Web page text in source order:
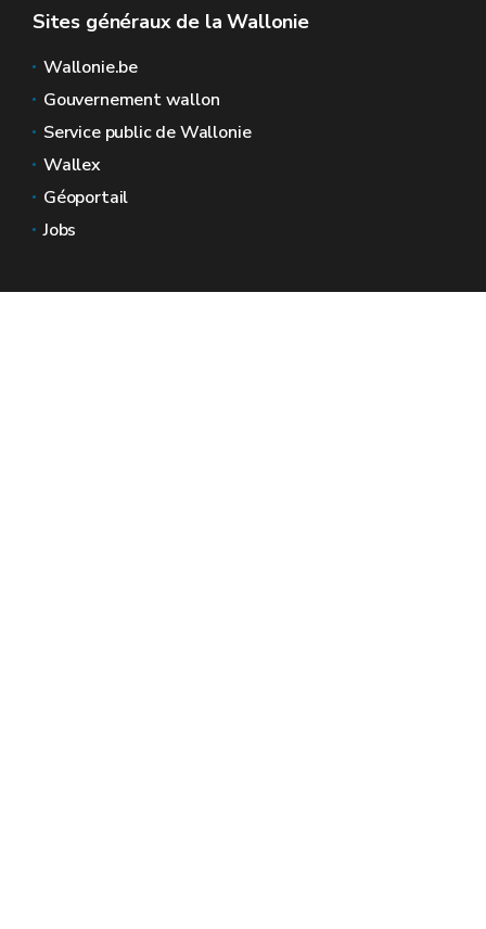
Sites généraux de la Wallonie
Wallonie.be
Gouvernement wallon
Service public de Wallonie
Wallex
Géoportail
Jobs